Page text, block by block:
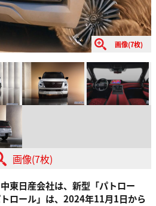
画像(7枚)
画像(7枚)
東日産会社は、新型「パトロー
ロール」は、2024年11月1日から